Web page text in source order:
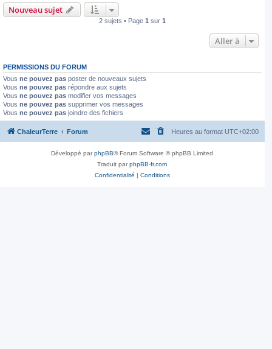
Nouveau sujet
2 sujets • Page 1 sur 1
Aller à
PERMISSIONS DU FORUM
Vous ne pouvez pas poster de nouveaux sujets
Vous ne pouvez pas répondre aux sujets
Vous ne pouvez pas modifier vos messages
Vous ne pouvez pas supprimer vos messages
Vous ne pouvez pas joindre des fichiers
ChaleurTerre Forum Heures au format UTC+02:00
Développé parphpBB® Forum Software © phpBB Limited
Traduit parphpBB-fr.com
Confidentialité | Conditions